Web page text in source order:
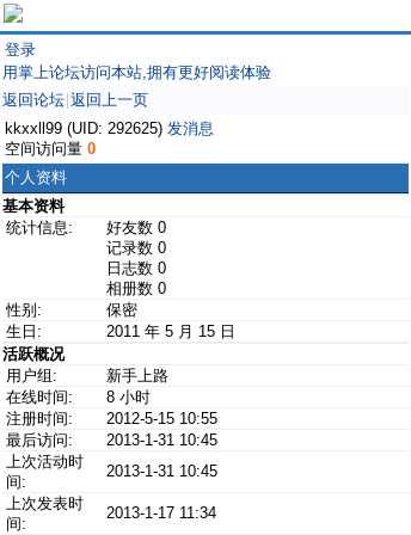
登录
用掌上论坛访问本站,拥有更好阅读体验
返回论坛 返回上一页
kkxxll99 (UID: 292625) 发消息
空间访问量 0
个人资料
基本资料
统计信息:
好友数 0
记录数 0
日志数 0
相册数 0
性别:
保密
生日:
2011 年 5 月 15 日
活跃概况
用户组:
新手上路
在线时间:
8 小时
注册时间:
2012-5-15 10:55
最后访问:
2013-1-31 10:45
上次活动时
间:
2013-1-31 10:45
上次发表时
间:
2013-1-17 11:34